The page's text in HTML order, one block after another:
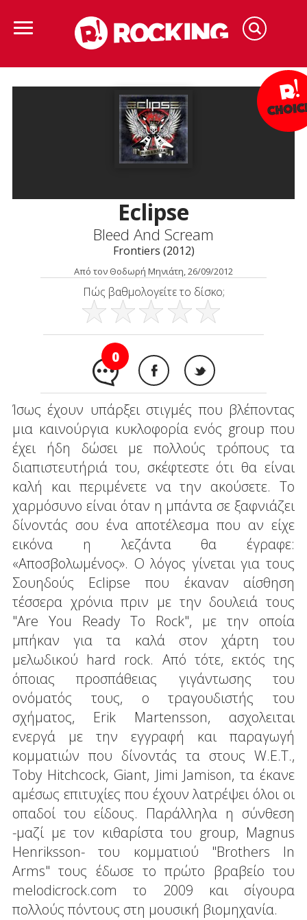
Eclipse
Bleed And Scream
Frontiers (2012)
Από τον Θοδωρή Μηνιάτη, 26/09/2012
Πώς βαθμολογείτε το δίσκο;
0
Ίσως έχουν υπάρξει στιγμές που βλέποντας
μια καινούργια κυκλοφορία ενός group που
έχει ήδη δώσει με πολλούς τρόπους τα
διαπιστευτήριά του, σκέφτεστε ότι θα είναι
καλή και περιμένετε να την ακούσετε. Το
χαρμόσυνο είναι όταν η μπάντα σε ξαφνιάζει
δίνοντάς σου ένα αποτέλεσμα που αν είχε
εικόνα η λεζάντα θα έγραφε:
«Αποσβολωμένος». Ο λόγος γίνεται για τους
Σουηδούς Eclipse που έκαναν αίσθηση
τέσσερα χρόνια πριν με την δουλειά τους
"Are You Ready To Rock", με την οποία
μπήκαν για τα καλά στον χάρτη του
μελωδικού hard rock. Από τότε, εκτός της
όποιας προσπάθειας γιγάντωσης του
ονόματός τους, ο τραγουδιστής του
σχήματος, Erik Martensson, ασχολειται
ενεργά με την εγγραφή και παραγωγή
κομματιών που δίνοντάς τα στους W.E.T.,
Toby Hitchcock, Giant, Jimi Jamison, τα έκανε
αμέσως επιτυχίες που έχουν λατρέψει όλοι οι
οπαδοί του είδους. Παράλληλα η σύνθεση
-μαζί με τον κιθαρίστα του group, Magnus
Henriksson- του κομματιού "Brothers In
Arms" τους έδωσε το πρώτο βραβείο του
melodicrock.com το 2009 και σίγουρα
πολλούς πόντους στη μουσική βιομηχανία.